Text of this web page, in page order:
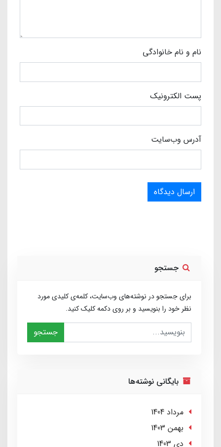
نام و نام خانوادگی
پست الکترونیک
آدرس وب‌سایت
ارسال دیدگاه
جستجو
برای جستجو در نوشته‌های وب‌سایت، کلمه‌ی کلیدی مورد
نظر خود را بنویسید و بر روی دکمه کلیک کنید.
جستجو
بایگانی نوشته‌ها
مرداد 1404
بهمن 1403
دی 1403